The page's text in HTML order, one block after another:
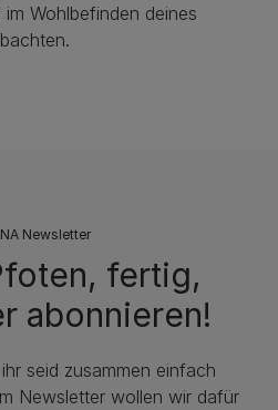
Wohlbefinden deines
Newsletter
fertig,
abonnieren!
seid zusammen einfach
Newsletter wollen wir dafür